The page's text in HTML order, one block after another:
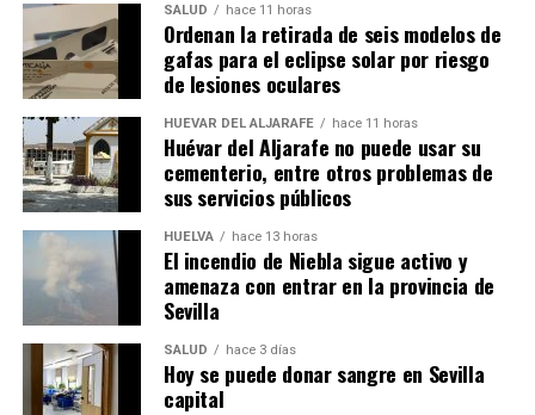
SALUD hace 11 horas
Ordenan la retirada de seis modelos de
gafas para el eclipse solar por riesgo
de lesiones oculares
HUÉVAR DEL ALJARAFE hace 11 horas
Huévar del Aljarafe no puede usar su
cementerio, entre otros problemas de
sus servicios públicos
HUELVA hace 13 horas
El incendio de Niebla sigue activo y
amenaza con entrar en la provincia de
Sevilla
SALUD hace 3 días
Hoy se puede donar sangre en Sevilla
capital